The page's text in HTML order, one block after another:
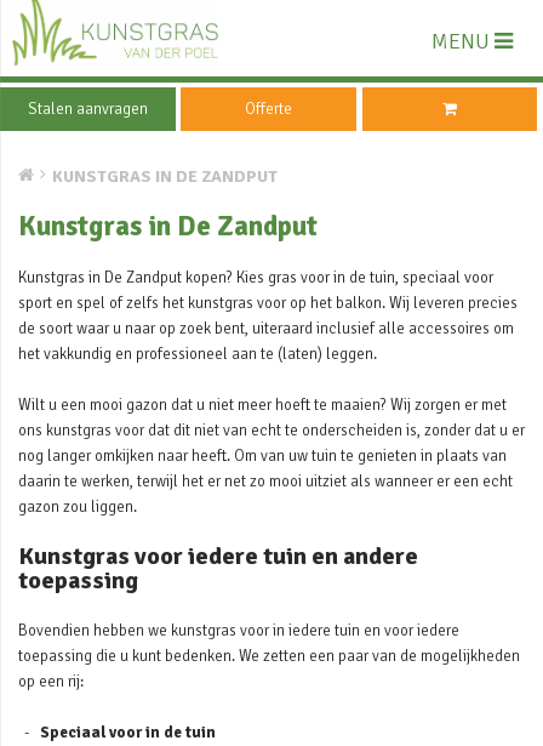
MENU
Stalen aanvragen Offerte
KUNSTGRAS IN DE ZANDPUT
Kunstgras in De Zandput
Kunstgras in De Zandput kopen? Kies gras voor in de tuin, speciaal voor
sport en spel of zelfs het kunstgras voor op het balkon. Wij leveren precies
de soort waar u naar op zoek bent, uiteraard inclusief alle accessoires om
het vakkundig en professioneel aan te (laten) leggen.
Wilt u een mooi gazon dat u niet meer hoeft te maaien? Wij zorgen er met
ons kunstgras voor dat dit niet van echt te onderscheiden is, zonder dat u er
nog langer omkijken naar heeft. Om van uw tuin te genieten in plaats van
daarin te werken, terwijl het er net zo mooi uitziet als wanneer er een echt
gazon zou liggen.
Kunstgras voor iedere tuin en andere
toepassing
Bovendien hebben we kunstgras voor in iedere tuin en voor iedere
toepassing die u kunt bedenken. We zetten een paar van de mogelijkheden
op een rij:
Speciaal voor in de tuin